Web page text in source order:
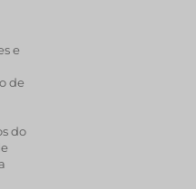
e
de
do